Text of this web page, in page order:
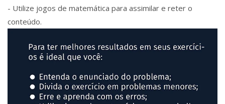
- Utilize jogos de matemática para assimilar e reter o
conteúdo.